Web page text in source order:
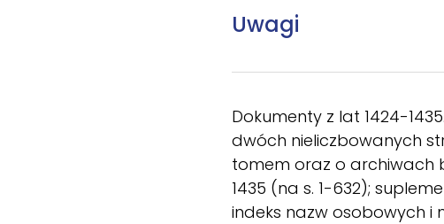
Uwagi
Dokumenty z lat 1424-
dwóch nieliczbowanych
tomem oraz o archiwach
1435 (na s. 1-632);
indeks nazw osobowych i